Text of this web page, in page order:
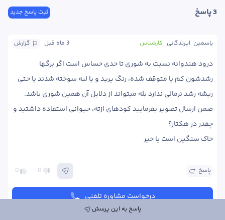
ثبت پاسخ جدید 3 پاسخ
گزارش 3 ماه قبل کارشناس یاسمین  ایرندگانی
خاک سنگین است یا خیر
0 0 پاسخ
درخواست مشاوره تلفنی
پاسخ به این پرسش